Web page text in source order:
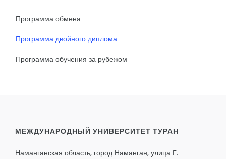
Программа обмена
Программа двойного диплома
Программа обучения за рубежом
МЕЖДУНАРОДНЫЙ УНИВЕРСИТЕТ ТУРАН
Наманганская область, город Наманган, улица Г.